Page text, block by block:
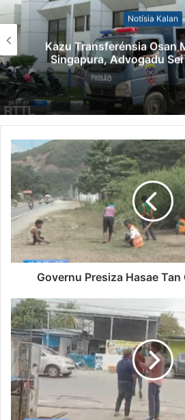
Notísia Kalan
Kazu Transferénsia Osan
Singapura, Advogadu
Governu Presiza Hasae Tan